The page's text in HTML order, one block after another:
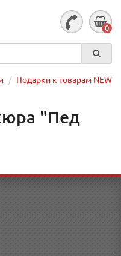
0
Подарки к товарам NEW
"Пед